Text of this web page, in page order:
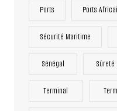
Ports Ports
Sécurité Maritime
Sénégal
Terminal